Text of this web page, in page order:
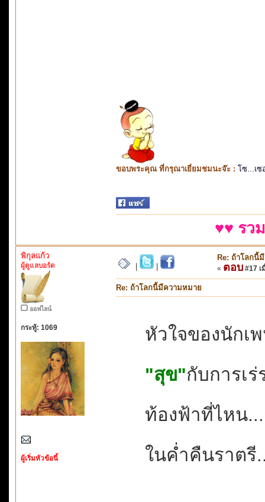
ขอบพระคุณ ที่กรุณาเยี่ยมชมนะจ๊ะ : โซ...เซ
♥♥ รว
พิกุลแก้ว
ผู้ดูแลบอร์ด
ออฟไลน์
กระทู้: 1069
ผู้เริ่มหัวข้อนี้
Re: ถ้าโลกนี้
« ตอบ #17 เ
Re: ถ้าโลกนี้มีความหมาย
หัวใจของนักเ
"สุข"กับการเ
ท้องฟ้าที่ไหน
ในค่ำคืนราตรี